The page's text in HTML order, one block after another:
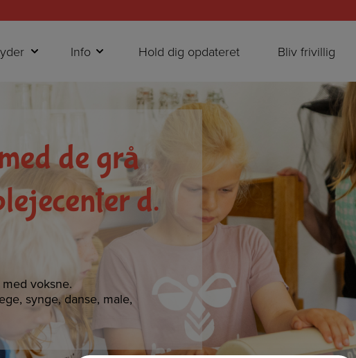
Info Hold dig opdateret Bliv frivillig
de grå
d.
voksne.
synge, danse, male,